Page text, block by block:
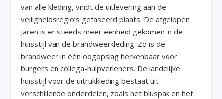
van alle kleding, vindt de uitlevering aan de
veiligheidsregio’s gefaseerd plaats. De afgelopen
jaren is er steeds meer eenheid gekomen in de
huisstijl van de brandweerkleding. Zo is de
brandweer in één oogopslag herkenbaar voor
burgers en collega-hulpverleners. De landelijke
huisstijl voor de uitrukkleding bestaat uit
verschillende onderdelen, zoals het bluspak en het